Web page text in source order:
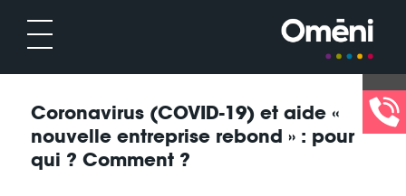
Coronavirus (COVID-19) et aide «
nouvelle entreprise rebond » : pour
qui ? Comment ?